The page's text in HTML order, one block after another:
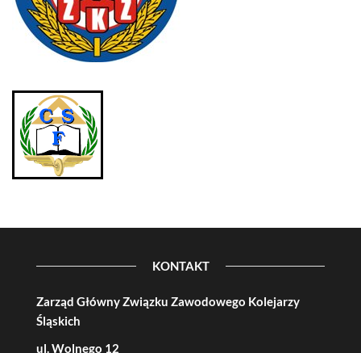
KONTAKT
Zarząd Główny Związku Zawodowego Kolejarzy
Śląskich
ul. Wolnego 12